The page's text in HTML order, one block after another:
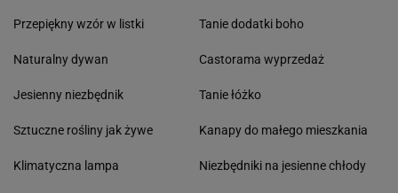
Przepiękny wzór w listki
Naturalny dywan
Jesienny niezbędnik
Sztuczne rośliny jak żywe
Klimatyczna lampa
Tanie dodatki boho
Castorama wyprzedaż
Tanie łóżko
Kanapy do małego mieszkania
Niezbędniki na jesienne chłody